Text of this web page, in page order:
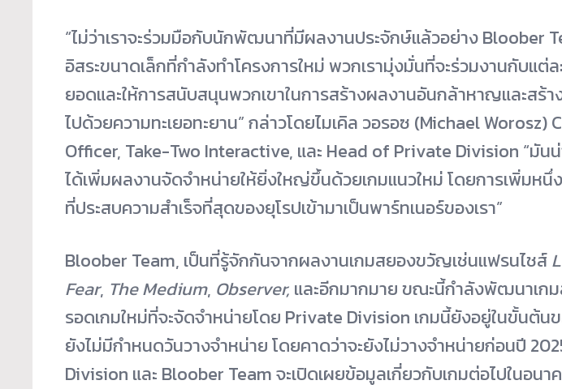
“ไม่ว่าเราจะร่วมมือกับนักพัฒนาที่มีผลงานประจักษ์แล้วอย่าง Bloober
อิสระขนาดเล็กที่กำลังทำโครงการใหม่ พวกเรามุ่งมั่นที่จะร่วมงานกับแต่
ยอดและให้การสนับสนุนพวกเขาในการสร้างผลงานอันกล้าหาญและสร้า
ไปด้วยความทะเยอทะยาน” กล่าวโดยไมเคิล วอรอซ (Michael Worosz)
Officer, Take-Two Interactive, และ Head of Private Division “มัน
ได้เพิ่มผลงานจัดจำหน่ายให้ยิ่งใหญ่ขึ้นด้วยเกมแนวใหม่ โดยการเพิ่มห
ที่ประสบความสำเร็จที่สุดของยุโรปเข้ามาเป็นพาร์ทเนอร์ของเรา”
Bloober Team, เป็นที่รู้จักกันจากผลงานเกมสยองขวัญเช่นแฟรนไชส์
Fear, The Medium, Observer, และอีกมากมาย ขณะนี้กำลังพัฒนาเก
รอดเกมใหม่ที่จะจัดจำหน่ายโดย Private Division เกมนี้ยังอยู่ในขั้นต้น
ยังไม่มีกำหนดวันวางจำหน่าย โดยคาดว่าจะยังไม่วางจำหน่ายก่อนปี
Division และ Bloober Team จะเปิดเผยข้อมูลเกี่ยวกับเกมต่อไปในอนา